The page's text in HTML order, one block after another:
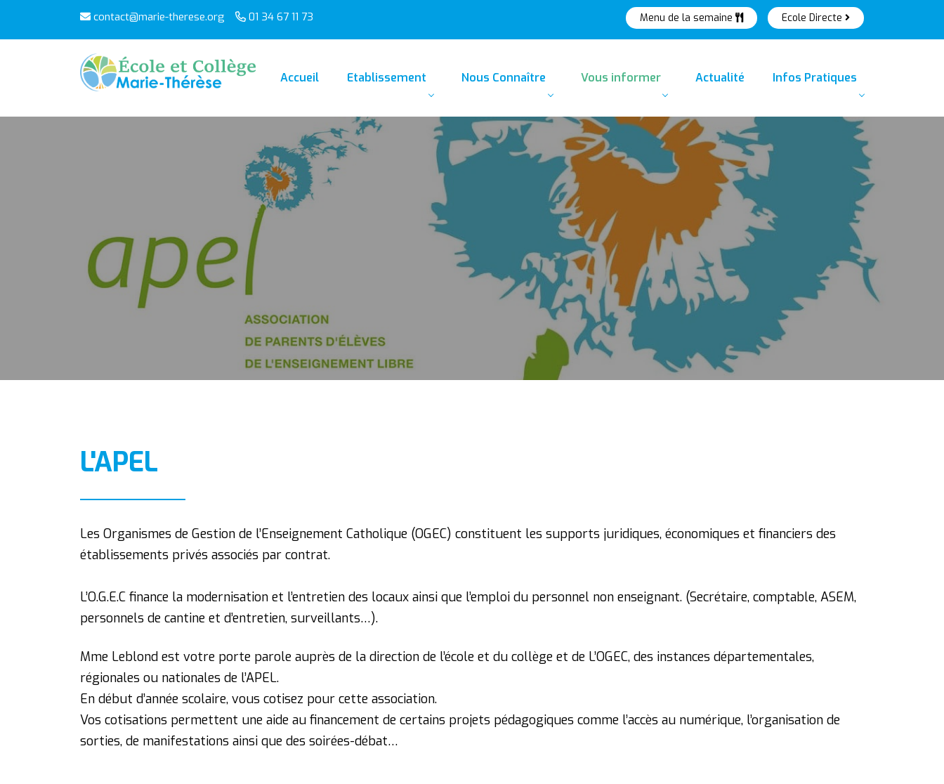
contact@marie-therese.org 01 34 67 11 73 Menu de la semaine Ecole Directe
Accueil Etablissement Nous Connaître Vous informer Actualité Infos Pratiques
L'APEL
Les Organismes de Gestion de l’Enseignement Catholique (OGEC) constituent les supports juridiques, économiques et financiers des
établissements privés associés par contrat.
L’O.G.E.C finance la modernisation et l’entretien des locaux ainsi que l’emploi du personnel non enseignant. (Secrétaire, comptable, ASEM,
personnels de cantine et d’entretien, surveillants…).
Mme Leblond est votre porte parole auprès de la direction de l’école et du collège et de L’OGEC, des instances départementales,
régionales ou nationales de l’APEL.
En début d’année scolaire, vous cotisez pour cette association.
Vos cotisations permettent une aide au financement de certains projets pédagogiques comme l’accès au numérique, l’organisation de
sorties, de manifestations ainsi que des soirées-débat…